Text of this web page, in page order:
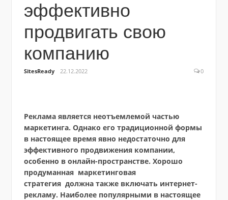
эффективно
продвигать свою
компанию
SitesReady 22.12.2022 0
Реклама является неотъемлемой частью
маркетинга. Однако его традиционной формы
в настоящее время явно недостаточно для
эффективного продвижения компании,
особенно в онлайн-пространстве. Хорошо
продуманная маркетинговая
стратегиядолжна также включать интернет-
рекламу. Наиболее популярными в настоящее